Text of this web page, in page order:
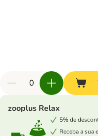
zooplus Relax
5% de
Receba a sua